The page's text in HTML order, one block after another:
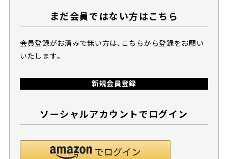
まだ会員ではない方はこちら
会員登録がお済みで無い方は、こちらから登録をお願い
いたします。
新規会員登録
ソーシャルアカウントでログイン